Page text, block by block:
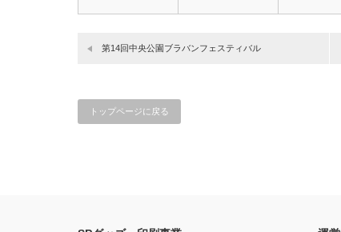
第14回中央公園ブラバンフェスティバル
トップページに戻る